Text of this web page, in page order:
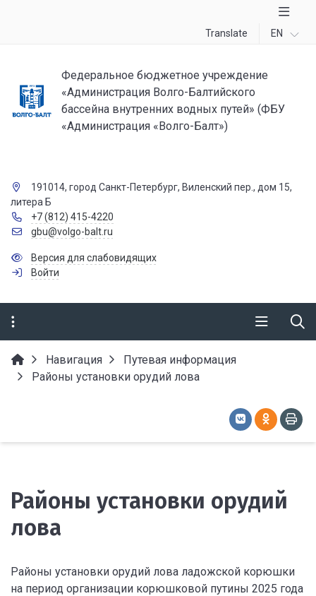
Translate EN
Федеральное бюджетное учреждение
«Администрация Волго-Балтийского
бассейна внутренних водных путей» (ФБУ
«Администрация «Волго-Балт»)
191014, город Санкт-Петербург, Виленский пер., дом 15,
литера Б
+7 (812) 415-4220
gbu@volgo-balt.ru
Версия для слабовидящих
Войти
Навигация
Путевая информация
Районы установки орудий лова
Районы установки орудий
лова
Районы установки орудий лова ладожской корюшки
на период организации корюшковой путины 2025 года